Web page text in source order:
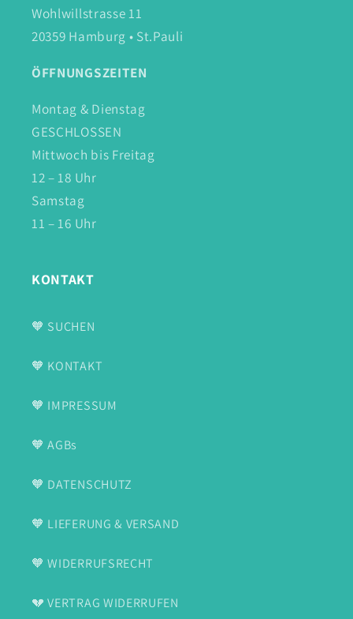
Wohlwillstrasse 11
20359 Hamburg • St.Pauli
ÖFFNUNGSZEITEN
Montag & Dienstag
GESCHLOSSEN
Mittwoch bis Freitag
12 – 18 Uhr
Samstag
11 – 16 Uhr
KONTAKT
🧡 SUCHEN
🧡 KONTAKT
🧡 IMPRESSUM
🧡 AGBs
🧡 DATENSCHUTZ
🧡 LIEFERUNG & VERSAND
🧡 WIDERRUFSRECHT
💔 VERTRAG WIDERRUFEN